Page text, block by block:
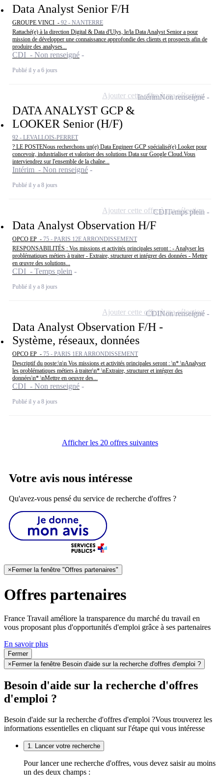
Data Analyst Senior F/H
GROUPE VINCI - 92 - NANTERRE
Rattaché(e) à la direction Digital & Data d'Ulys, le/la Data Analyst Senior a pour
mission de développer une connaissance approfondie des clients et prospects afin de
produire des analyses...
CDI - Non renseigné
Publié il y a 6 jours
DATA ANALYST GCP &
LOOKER Senior (H/F)
92 - LEVALLOIS-PERRET
? LE POSTENous recherchons un(e) Data Engineer GCP spécialisé(e) Looker pour
concevoir, industrialiser et valoriser des solutions Data sur Google Cloud.Vous
interviendrez sur l'ensemble de la chaîne...
Intérim - Non renseigné
Publié il y a 8 jours
IntérimNon renseigné
Ajouter cette offre à ma sélection
Data Analyst Observation H/F
OPCO EP - 75 - PARIS 12E ARRONDISSEMENT
RESPONSABILITÉS : Vos missions et activités principales seront : - Analyser les
problématiques métiers à traiter - Extraire, structurer et intégrer des données - Mettre
en œuvre des solutions...
CDI - Temps plein
Publié il y a 8 jours
CDITemps plein
Ajouter cette offre à ma sélection
Data Analyst Observation F/H -
Système, réseaux, données
OPCO EP - 75 - PARIS 1ER ARRONDISSEMENT
Descriptif du poste:\n\n Vos missions et activités principales seront : \n* \nAnalyser
les problématiques métiers à traiter\n* \nExtraire, structurer et intégrer des
données\n* \nMettre en oeuvre des...
CDI - Non renseigné
Publié il y a 8 jours
CDINon renseigné
Ajouter cette offre à ma sélection
Afficher les 20 offres suivantes
Votre avis nous intéresse
Qu'avez-vous pensé du service de recherche d'offres ?
× Fermer la fenêtre "Offres partenaires"
Offres partenaires
France Travail améliore la transparence du marché du travail en
vous proposant plus d'opportunités d'emploi grâce à ses partenaires
En savoir plus
Fermer
× Fermer la fenêtre Besoin d'aide sur la recherche d'offres d'emploi ?
Besoin d'aide sur la recherche d'offres
d'emploi ?
Besoin d'aide sur la recherche d'offres d'emploi ?Vous trouverez les
informations essentielles en cliquant sur l'étape qui vous intéresse
1. Lancer votre recherche
Pour lancer une recherche d'offres, vous devez saisir au moins
un des deux champs :